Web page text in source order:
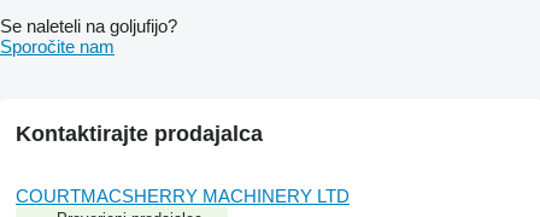
Se naleteli na goljufijo?
Sporočite nam
Kontaktirajte prodajalca
COURTMACSHERRY MACHINERY LTD